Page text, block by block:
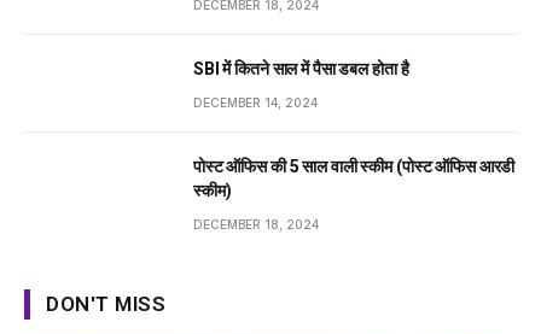
DECEMBER 18, 2024
SBI में कितने साल में पैसा डबल होता है
DECEMBER 14, 2024
पोस्ट ऑफिस की 5 साल वाली स्कीम (पोस्ट ऑफिस आरडी
स्कीम)
DECEMBER 18, 2024
DON'T MISS